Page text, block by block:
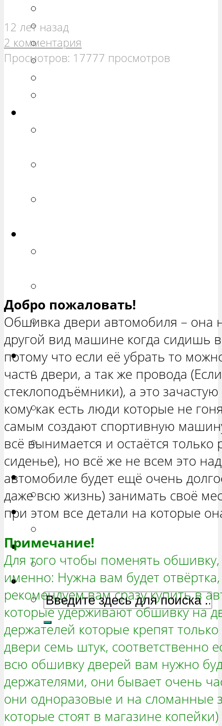
РЕМОНТ ВАЗ 2111
РЕМОНТ ВАЗ 2112
РЕМОНТ ВАЗ 2113
УНИВЕРСАЛ»
РЕМОНТ ВАЗ 2172 «ПРИОРА
ХЕТЧБЭК»
Нива
РЕМОНТ ВАЗ 21213 «НИВА
ТРЕХ-ДВЕРНАЯ»
ВАЗ 21214 «НИВА ТРЕХ-
ДВЕРНАЯ»
РЕМОНТ ВАЗ 2131 «НИВА
ЧЕТЫРЕХ-ДВЕРНАЯ»
Гранта
РЕМОНТ ВАЗ 2190 «ГРАНТА»
Ока
Ларгус
РЕМОНТ ЛАДА ЛАРГУС
12 лет назад
2 комментария
Просмотров: 17777 просмотров
Добро пожаловать!
Обшивка двери автомобиля – она
другой вид машине когда сидишь
потому что если её убрать то
часть двери, а так же провода
стеклоподъёмники), а это
кому как есть люди которые не
самым создают спортивную
всё вынимается и остаётся
сиденье), но всё же не всем это
автомобиле будет ещё очень
даже всю жизнь) занимать своё
при этом все детали на которые
Примечание!
Для того чтобы поменять
именно: Нужна вам будет
рекомендуем вам сразу купить в
которые удерживают обшивку на
держателей которые крепят
двери семь штук, соответственно
всю обшивку дверей вам нужно
держателями, они бывает очень
они одноразовые и на сломанные
которые стоят в магазине копейки)